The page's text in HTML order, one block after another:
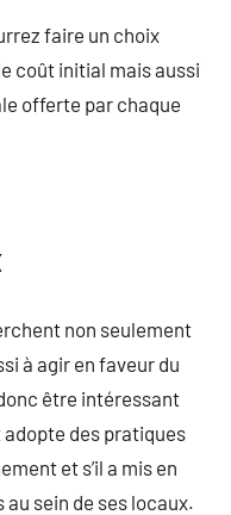
faire un choix
coût initial mais aussi
offerte par chaque
non seulement
à agir en faveur du
être intéressant
adopte des pratiques
et s’il a mis en
sein de ses locaux.